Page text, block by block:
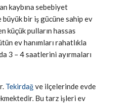
kaybına sebebiyet
bir iş gücüne sahip ev
küçük pulların hassas
ev hanımları rahatlıkla
3 – 4 saatlerini ayırmaları
Tekirdağ ve ilçelerinde evde
Bu tarz işleri ev